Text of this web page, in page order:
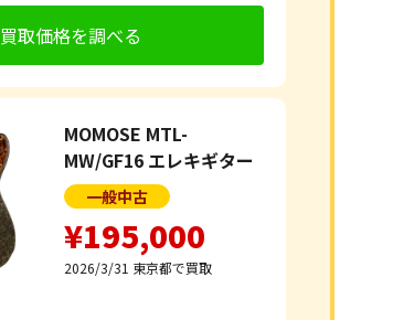
買取価格を調べる
MOMOSE MTL-
MW/GF16 エレキギター
一般中古
¥195,000
2026/3/31 東京都で買取